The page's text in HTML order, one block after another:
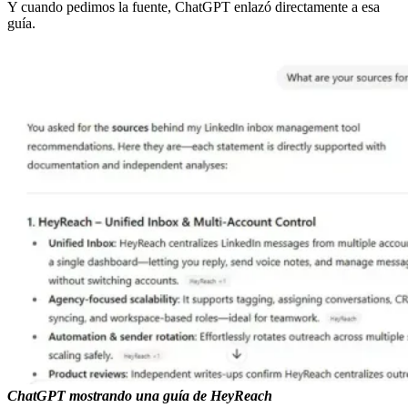
Y cuando pedimos la fuente, ChatGPT enlazó directamente a esa
guía.
ChatGPT mostrando una guía de HeyReach